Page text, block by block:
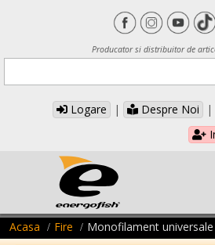
Producator si distribuitor de
Logare | Despre Noi |
Acasa Fire Monofilament universale